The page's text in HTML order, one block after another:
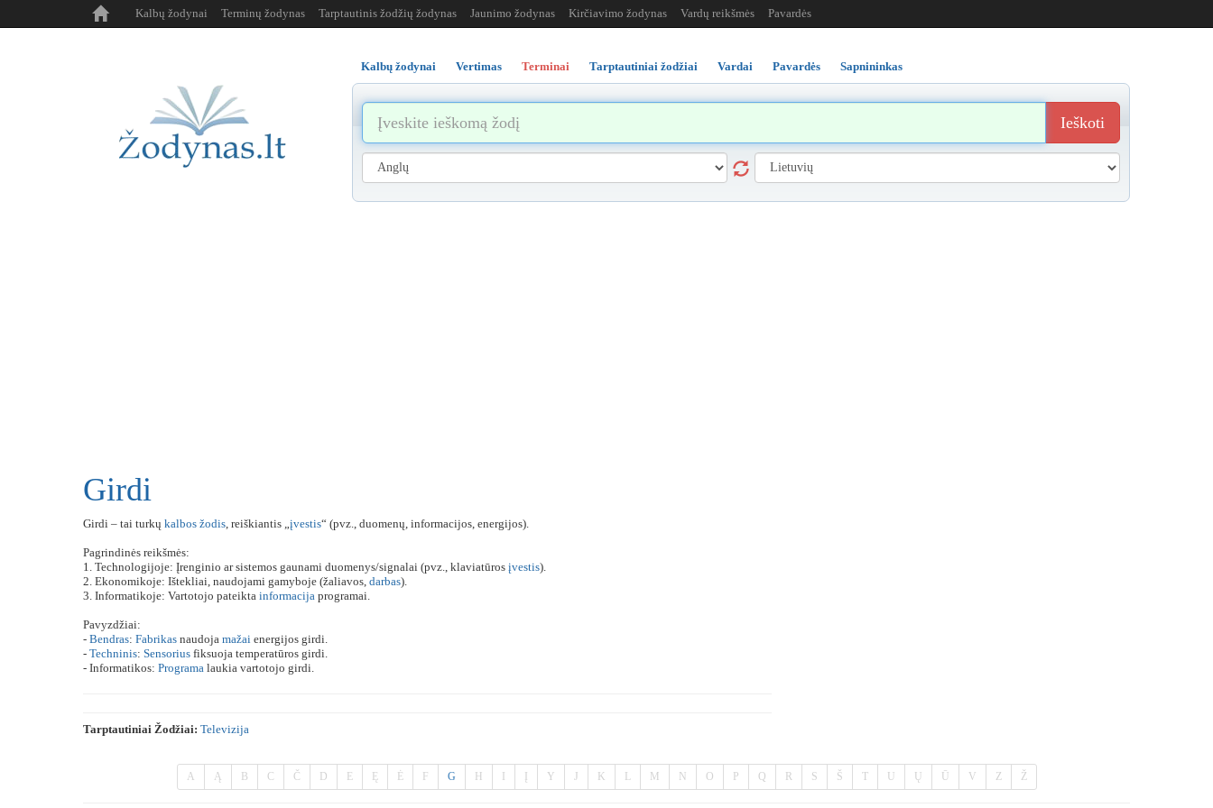
Kalbų žodynai Terminų žodynas Tarptautinis žodžių žodynas Jaunimo žodynas Kirčiavimo žodynas Vardų reikšmės Pavardės
Kalbų žodynai Vertimas Terminai Tarptautiniai žodžiai Vardai Pavardės Sapnininkas
Ieškoti
Girdi
Girdi – tai turkų kalbos žodis, reiškiantis „įvestis“ (pvz., duomenų, informacijos, energijos).
Pagrindinės reikšmės:
1. Technologijoje: Įrenginio ar sistemos gaunami duomenys/signalai (pvz., klaviatūros įvestis).
2. Ekonomikoje: Ištekliai, naudojami gamyboje (žaliavos, darbas).
3. Informatikoje: Vartotojo pateikta informacija programai.
Pavyzdžiai:
- Bendras: Fabrikas naudoja mažai energijos girdi.
- Techninis: Sensorius fiksuoja temperatūros girdi.
- Informatikos: Programa laukia vartotojo girdi.
Tarptautiniai Žodžiai: Televizija
A Ą B C Č D E Ę Ė F G H Y J K L M N O P Q R S Š T U Ų Ū V Z Ž